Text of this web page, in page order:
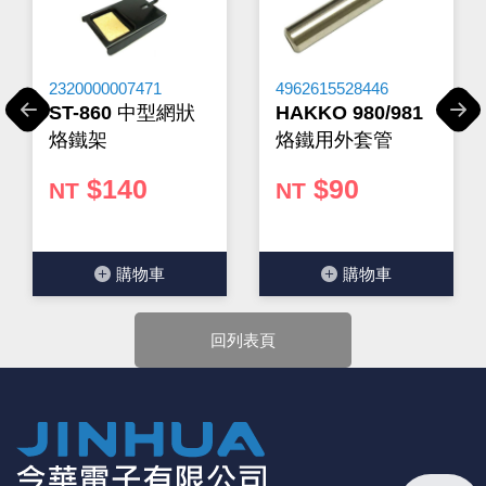
勿自行匯款。
★ 電子零組件本公司同一產品可能有多供應商，每家供應
商的產品尺寸與產品配件可能會有差異，
與產品配件『僅供參考』，出貨以門市現貨為主。
★ 購買後發票如有問題，請於7天內來電告知服務人
員 。
Previous
2320000007471
ST-860 中型網狀
烙鐵架
NT $140
購物⾞
4962615528446
HAKKO 980/981
烙鐵用外套管
NT $90
購物⾞
Next
回列表頁